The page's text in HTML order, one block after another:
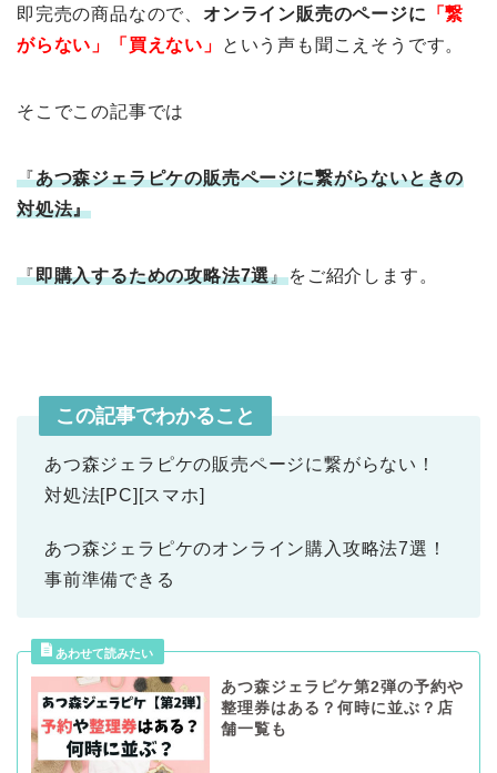
即完売の商品なので、 オンライン販売のページに 「繋
がらない」「買えない」
という声も聞こえそうです。
そこでこの記事では
『あつ森ジェラピケの販売ページに繋がらないときの
対処法』
『即購入するための攻略法7選』をご紹介します。
この記事でわかること
あつ森ジェラピケの販売ページに繋がらない！
対処法[PC][スマホ]
あつ森ジェラピケのオンライン購入攻略法7選！
事前準備できる
あつ森ジェラピケ第2弾の予約や
整理券はある？何時に並ぶ？店
舗一覧も